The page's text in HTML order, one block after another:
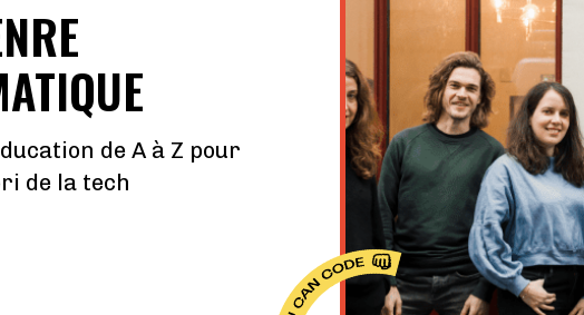
de A à Z pour
de la tech